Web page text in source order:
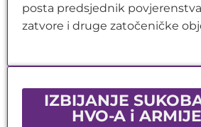
posta predsjednik
zatvore i druge zatočeničke
IZBIJANJE
HVO-A i